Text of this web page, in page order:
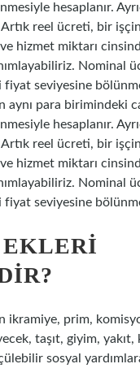
hesaplanır.
reel ücreti, bir
hizmet miktarı
Nominal
seviyesine
aynı para birimindeki
hesaplanır.
reel ücreti, bir
hizmet miktarı
Nominal
seviyesine
EKLERI
ikramiye, prim,
taşıt, giyim,
sosyal